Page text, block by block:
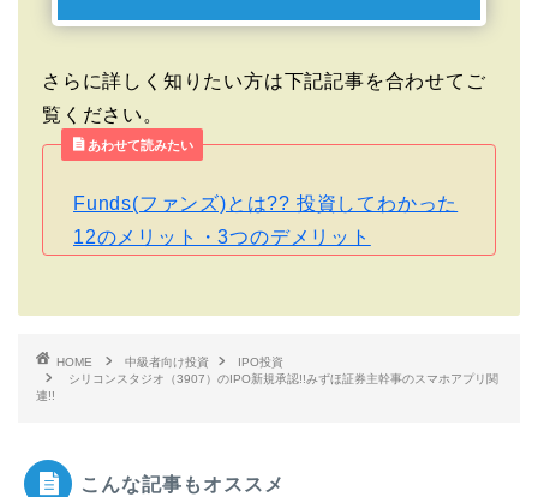
さらに詳しく知りたい方は下記記事を合わせてご
覧ください。
あわせて読みたい
Funds(ファンズ)とは?? 投資してわかった
12のメリット・3つのデメリット
HOME 中級者向け投資
IPO投資
シリコンスタジオ（3907）のIPO新規承認!!みずほ証券主幹事のスマホアプリ関
連!!
こんな記事もオススメ